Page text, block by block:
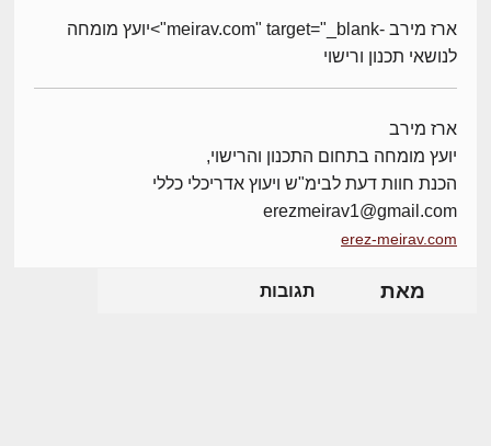
ארז מירב -meirav.com" target="_blank">יועץ מומחה
לנושאי תכנון ורישוי
ארז מירב
יועץ מומחה בתחום התכנון והרישוי,
הכנת חוות דעת לבימ"ש ויעוץ אדריכלי כללי
erezmeirav1@gmail.com
erez-meirav.com
מאת תגובות